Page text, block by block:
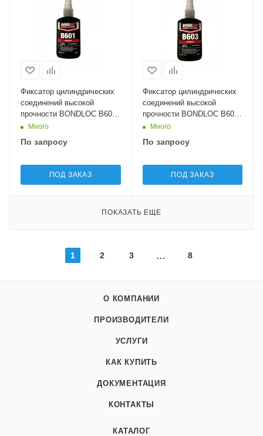
Фиксатор цилиндрических
соединений высокой
прочности BONDLOC B601
- High Strength Retainer
Много
По запросу
ПОД ЗАКАЗ
Фиксатор цилиндрических
соединений высокой
прочности BONDLOC B603
- Oil Tolerant Retainer
Много
По запросу
ПОД ЗАКАЗ
ПОКАЗАТЬ ЕЩЕ
1 2 3 8
О КОМПАНИИ
ПРОИЗВОДИТЕЛИ
УСЛУГИ
КАК КУПИТЬ
ДОКУМЕНТАЦИЯ
КОНТАКТЫ
КАТАЛОГ